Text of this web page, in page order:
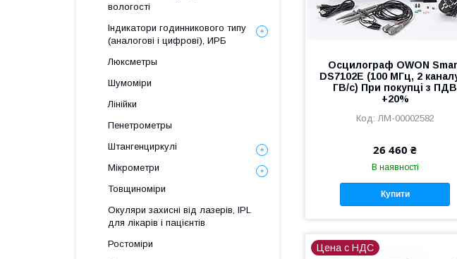
Осцилограф OWON
DS7102E (100 МГц, 2
ГВ/с) При покупці з ПДВ
+20%
ЛМ-00002582
26 460 ₴
В наявності
Купити
Цена с НДС
вологості
Індикатори годинникового типу
(аналогові і цифрові), ИРБ
Люксметры
Шумоміри
Лінійки
Пенетрометры
Штангенциркулі
Мікрометри
Товщиноміри
Окуляри захисні від лазерів, IPL
для лікарів і пацієнтів
Ростоміри